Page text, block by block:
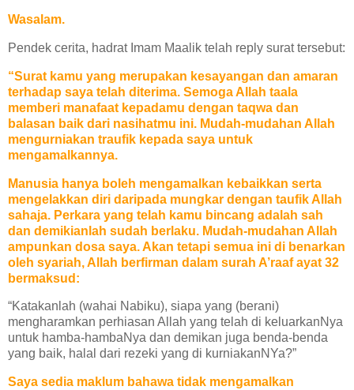
Wasalam.
Pendek cerita, hadrat Imam Maalik telah reply surattersebut:
“Surat kamu yang merupakan kesayangan dan amaran
terhadap saya telah diterima. Semoga Allah taala
memberi manafaat kepadamu dengan taqwa dan
balasan baik dari nasihatmu ini. Mudah-mudahan Allah
mengurniakan traufik kepada saya untuk
mengamalkannya.
Manusia hanya boleh mengamalkan kebaikkan serta
mengelakkan diri daripada mungkar dengan taufik Allah
sahaja. Perkara yang telah kamu bincang adalah sah
dan demikianlah sudah berlaku. Mudah-mudahan Allah
ampunkan dosa saya. Akan tetapi semua ini di benarkan
oleh syariah, Allah berfirman dalam surah A’raaf ayat 32
bermaksud:
“Katakanlah (wahai Nabiku), siapa yang (berani)
mengharamkan perhiasan Allah yang telah di keluarkanNya
untuk hamba-hambaNya dan demikan juga benda-benda
yang baik, halal dari rezeki yang di kurniakanNYa?”
Saya sedia maklum bahawa tidak mengamalkan